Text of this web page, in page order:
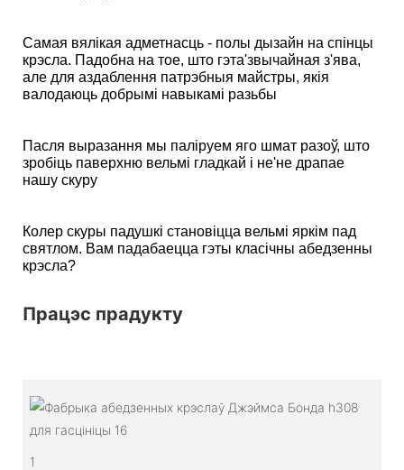
Самая вялікая адметнасць - полы дызайн на спінцы
крэсла. Падобна на тое, што гэта'звычайная з'ява,
але для аздаблення патрэбныя майстры, якія
валодаюць добрымі навыкамі разьбы
Пасля выразання мы паліруем яго шмат разоў, што
зробіць паверхню вельмі гладкай і не'не драпае
нашу скуру
Колер скуры падушкі становіцца вельмі яркім пад
святлом. Вам падабаецца гэты класічны абедзенны
крэсла?
Працэс прадукту
1